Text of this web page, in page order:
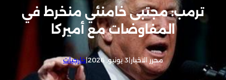
ترمب: مجتبى خامنئي منخرط في
المفاوضات مع أميركا
محرر الاخبار|3 يونيو, 2026 |خارجيات